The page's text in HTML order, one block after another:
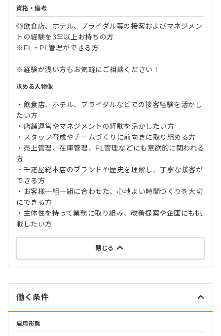
資格・備考
◎飲食店、ホテル、ブライダル等の接客およびマネジメン
トの経験を3年以上お持ちの方
※FL・PL管理ができる方
※経験が浅い方もお気軽にご相談ください！
求める人物像
・飲食店、ホテル、ブライダルなどでの接客経験を活かし
たい方
・店舗運営やマネジメントの経験を活かしたい方
・スタッフ育成やチームづくりに前向きに取り組める方
・売上管理、在庫管理、FL管理などにも意欲的に関われる
方
・千疋屋総本店のブランドや歴史を理解し、丁寧な接客が
できる方
・お客様一組一組に合わせた、心地よい時間づくりを大切
にできる方
・主体性を持って業務に取り組み、改善提案や企画にも挑
戦したい方
閉じる
働く条件
雇用形態